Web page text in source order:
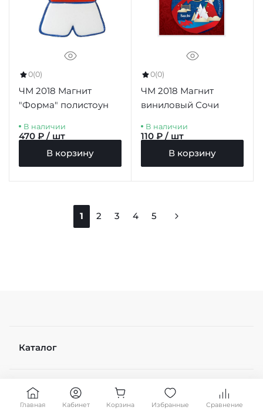
0(0)
ЧМ 2018 Магнит
"Форма" полистоун
В наличии
470 ₽ / шт
В корзину
0(0)
ЧМ 2018 Магнит
виниловый Сочи
В наличии
110 ₽ / шт
В корзину
1 2 3 4 5
Каталог
Контакты
Главная Кабинет Корзина Избранные Сравнение